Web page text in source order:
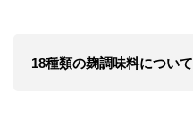
18種類の麹調味料について